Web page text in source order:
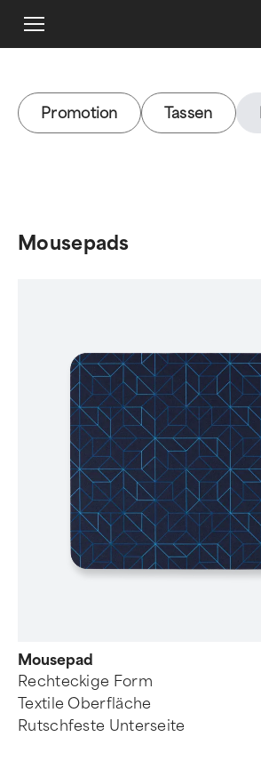
Promotion Tassen
Mousepads
Mousepad
Rechteckige Form
Textile Oberfläche
Rutschfeste Unterseite